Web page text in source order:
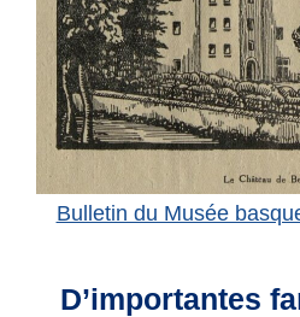
Bulletin du Musée
D’importantes